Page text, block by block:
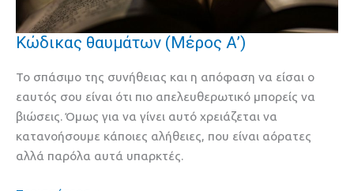
Kώδικας θαυμάτων (Μέρος Α’)
Το σπάσιμο της συνήθειας και η απόφαση να είσαι ο
εαυτός σου είναι ότι πιο απελευθερωτικό μπορείς να
βιώσεις. Όμως για να γίνει αυτό χρειάζεται να
κατανοήσουμε κάποιες αλήθειες, που είναι αόρατες
αλλά παρόλα αυτά υπαρκτές.
Kώδικας
(Μέρος
Α’)